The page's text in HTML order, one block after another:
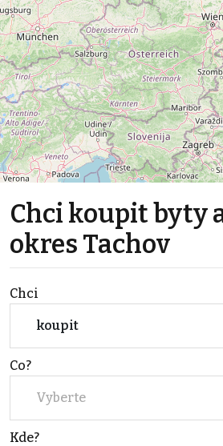
Chci koupit byty
okres Tachov
Chci
koupit
Co?
Vyberte
Kde?